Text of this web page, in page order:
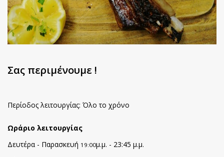
Σας περιμένουμε !
Περίοδος λειτουργίας: Όλο το χρόνο
Ωράριο λειτουργίας
Δευτέρα - Παρασκευή 19:00μ.μ. - 23:45 μ.μ.